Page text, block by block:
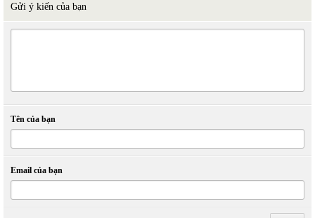
Gửi ý kiến của bạn
Tên của bạn
Email của bạn